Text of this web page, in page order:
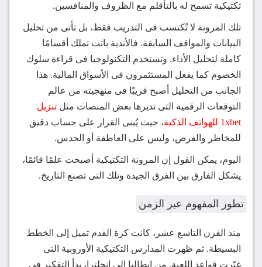
تكتيكية تسمح له بالتأقلم مع الظروف والمنافسين.
تلك المرونة لا تُكتسب فى التدريب فقط، بل تأتى من تحليل
البيانات والمواقف السابقة. فالأندية باتت تملك أقسامًا
كاملة لتحليل الأداء. وتستخدم التكنولوجيا فى قراءة سلوك
الخصوم كما يفعل المستثمرون فى الأسواق المالية. هذا
الجانب من التحليل أصبح قريبًا فى منهجيته من عالم
التوقعات الرقمية التى تديرها بعض المنصات مثل تنزيل
1xbet للهواتف الذكية
، حيث يُبنى القرار على حساب دقيق
للمخاطر والفرص، وليس على العاطفة أو الحدس.
اليوم، يمكن القول إن المرونة التكتيكية أصبحت علمًا قائمًا،
يشكل الفارق بين الفرق الجيدة وتلك التى تصنع التاريخ.
تطور المفهوم عبر الزمن
منذ القرن التاسع عشر، كانت كرة القدم تميل إلى الخطط
البسيطة. ثم ظهرت المدارس التكتيكية الأوروبية التى
غيّرت قواعد اللعبة. من إيطاليا إلى إنجلترا، بدأ التفكير فى